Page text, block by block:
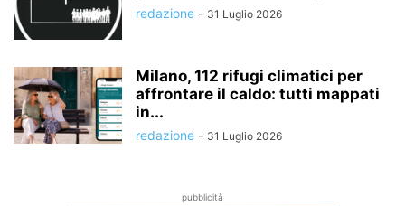
redazione - 31 Luglio 2026
Milano, 112 rifugi climatici per
affrontare il caldo: tutti mappati
in...
redazione - 31 Luglio 2026
pubblicità